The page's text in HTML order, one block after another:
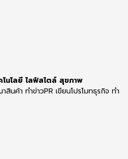
โนโลยี ไลฟ์สไตล์ สุขภาพ
นค้า ทำข่าวPR เขียนโปรโมทธุรกิจ ทำ